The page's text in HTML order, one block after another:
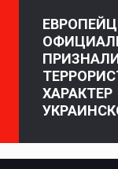
ХАРАКТЕР